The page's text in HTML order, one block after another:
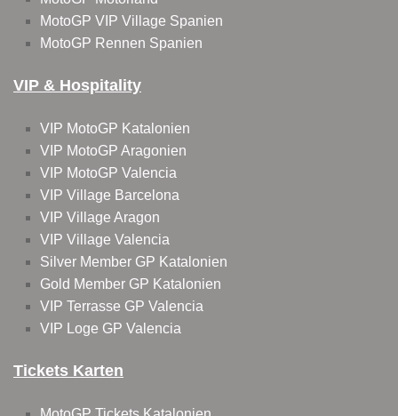
MotoGP VIP Village Spanien
MotoGP Rennen Spanien
VIP & Hospitality
VIP MotoGP Katalonien
VIP MotoGP Aragonien
VIP MotoGP Valencia
VIP Village Barcelona
VIP Village Aragon
VIP Village Valencia
Silver Member GP Katalonien
Gold Member GP Katalonien
VIP Terrasse GP Valencia
VIP Loge GP Valencia
Tickets Karten